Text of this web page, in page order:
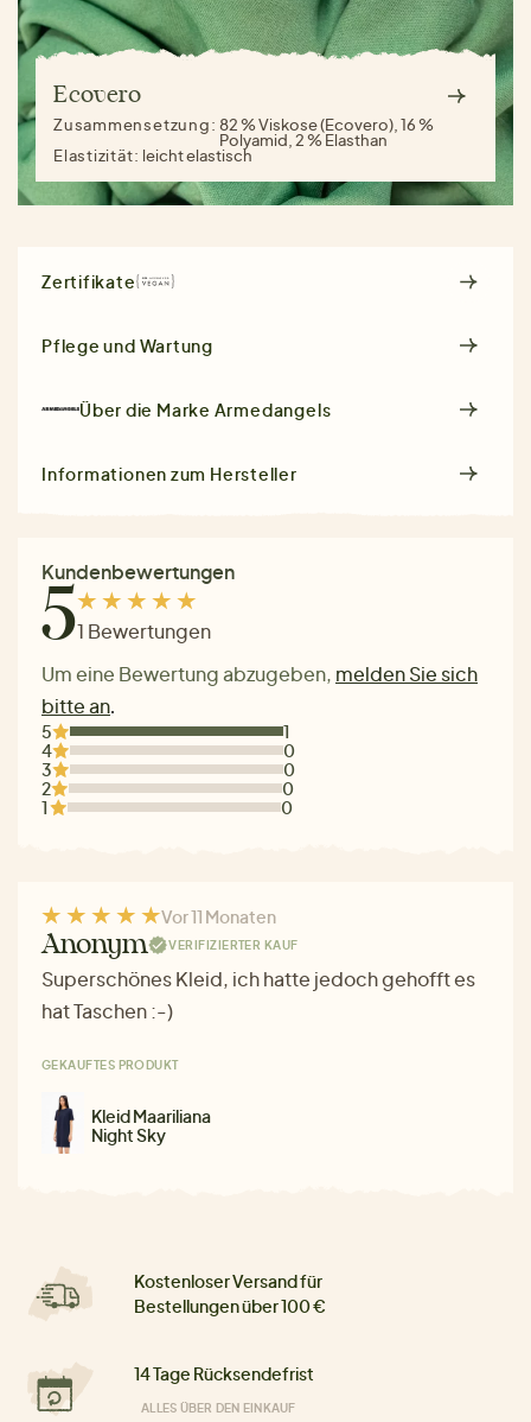
Ecovero
Zusammensetzung:82 % Viskose (Ecovero), 16 %
Polyamid, 2 % Elasthan
Elastizität: leicht elastisch
Zertifikate
Pflege und Wartung
Über die Marke Armedangels
Informationen zum Hersteller
Kundenbewertungen
51 Bewertungen
Um eine Bewertung abzugeben, melden Sie sich
bitte an.
5
1
4
0
3
0
2
0
1
0
Vor 11 Monaten
Anonym VERIFIZIERTER KAUF
Superschönes Kleid, ich hatte jedoch gehofft es
hat Taschen :-)
GEKAUFTES PRODUKT
Kleid Maariliana
Night Sky
Kostenloser Versand für
Bestellungen über 100 €
14 Tage Rücksendefrist
ALLES ÜBER DEN EINKAUF